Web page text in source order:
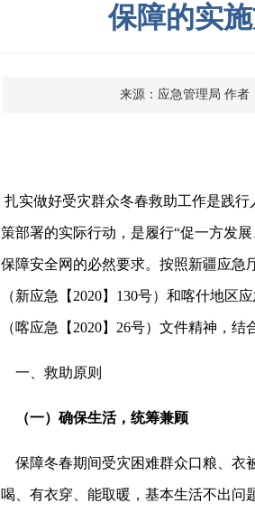
保障的实
来源：应急管理局 作者
扎实做好受灾群众冬春救助工作是践
策部署的实际行动，是履行“促一方发
保障安全网的必然要求。按照新疆应急
（新应急【2020】130号）和喀什地区
（喀应急【2020】26号）文件精神，结
一、救助原则
（一）确保生活，统筹兼顾
保障冬春期间受灾困难群众口粮、衣
喝、有衣穿、能取暖，基本生活不出问